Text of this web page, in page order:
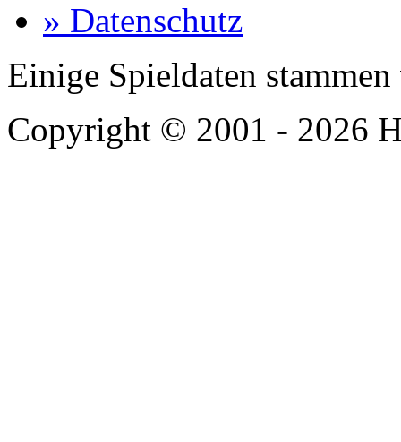
» Datenschutz
Einige Spieldaten
Copyright © 2001 - 2026